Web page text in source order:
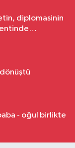
diplomasinin
- oğul birlikte